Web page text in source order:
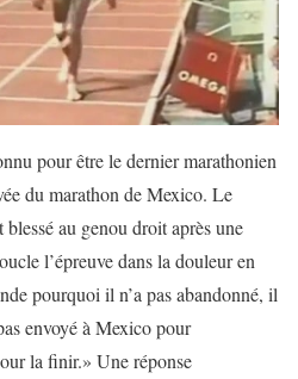
pour être le dernier marathonien
du marathon de Mexico. Le
au genou droit après une
l’épreuve dans la douleur en
pourquoi il n’a pas abandonné, il
envoyé à Mexico pour
la finir.» Une réponse